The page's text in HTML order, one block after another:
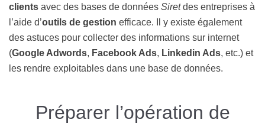
clients avec des bases de données Siretdes entreprises à
l’aide d’outils de gestion efficace. Il y existe également
des astuces pour collecter des informations sur internet
(Google Adwords, Facebook Ads, Linkedin Ads, etc.) et
les rendre exploitables dans une base de données.
Préparer l’opération de